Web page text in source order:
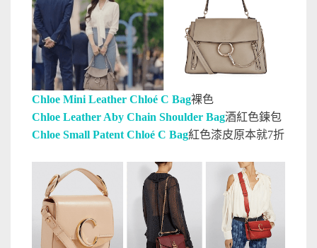
Chloe Mini Leather Chloé C Bag裸色
Chloe Leather Aby Chain Shoulder Bag酒紅色鍊包
Chloe Small Patent Chloé C Bag紅色漆皮原本就7折